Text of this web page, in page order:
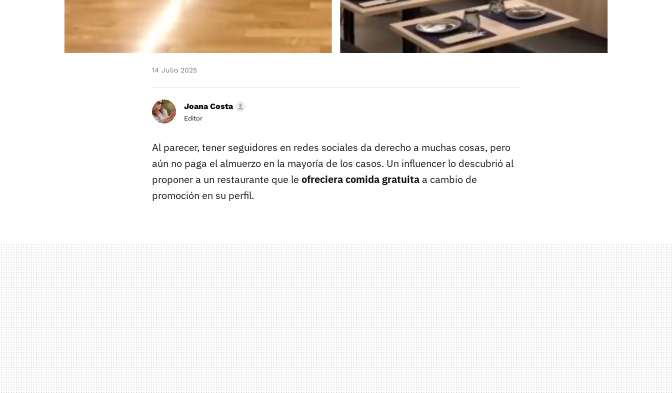
14 Julio 2025
Joana Costa
Editor
Al parecer, tener seguidores en redes sociales da derecho a muchas cosas, pero
aún no paga el almuerzo en la mayoría de los casos. Un influencer lo descubrió al
proponer a un restaurante que le ofreciera comida gratuita a cambio de
promoción en su perfil.